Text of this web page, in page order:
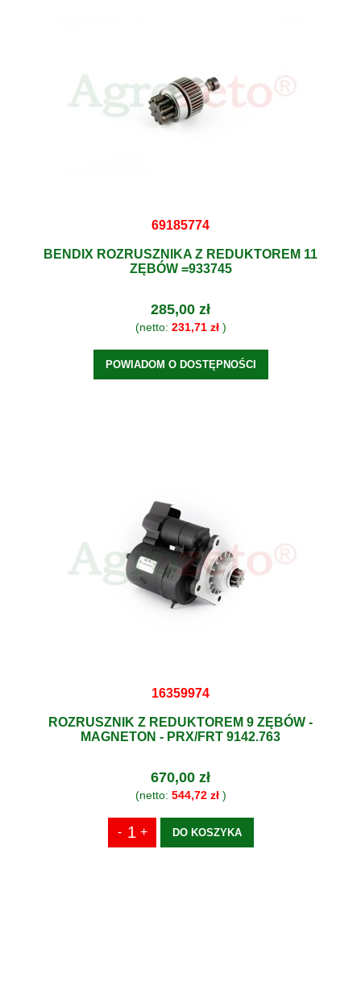
69185774
BENDIX ROZRUSZNIKA Z REDUKTOREM 11
ZĘBÓW =933745
285,00 zł
(netto: 231,71 zł)
POWIADOM O DOSTĘPNOŚCI
16359974
ROZRUSZNIK Z REDUKTOREM 9 ZĘBÓW -
MAGNETON - PRX/FRT 9142.763
670,00 zł
(netto: 544,72 zł)
DO KOSZYKA